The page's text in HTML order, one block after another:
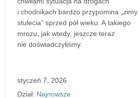
i chodnikach bardzo przypomina „zimy
stulecia” sprzed pół wieku. A takiego
mrozu, jak wtedy, jeszcze teraz
nie doświadczyliśmy.
styczeń 7, 2026
Dział: Najnowsze